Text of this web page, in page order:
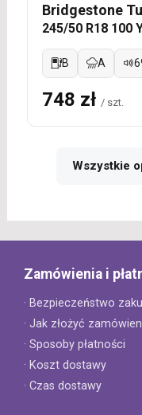
Bridgestone
245/50 R18 100
B A
748 zł / szt.
Wszystkie
Zamówienia i
· Bezpieczeństwo
· Jak złożyć
· Sposoby płatności
· Koszt dostawy
· Czas dostawy